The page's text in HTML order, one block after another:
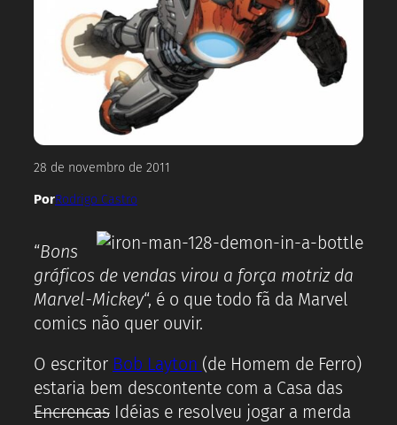
28 de novembro de 2011
PorRodrigo Castro
“Bons
gráficos de vendas virou a força motriz da
Marvel-Mickey“, é o que todo fã da Marvel
comics não quer ouvir.
O escritor Bob Layton (de Homem de Ferro)
estaria bem descontente com a Casa das
EncrencasIdéias e resolveu jogar a merda